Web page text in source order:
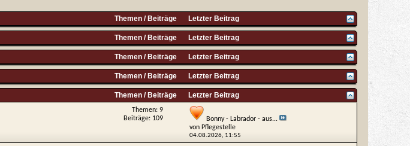
Themen / Beiträge Letzter Beitrag
Themen / Beiträge Letzter Beitrag
Themen / Beiträge Letzter Beitrag
Themen / Beiträge Letzter Beitrag
Themen / Beiträge Letzter Beitrag
Themen: 9
Beiträge: 109
Bonny - Labrador - aus...
von Pflegestelle
04.08.2026, 11:55